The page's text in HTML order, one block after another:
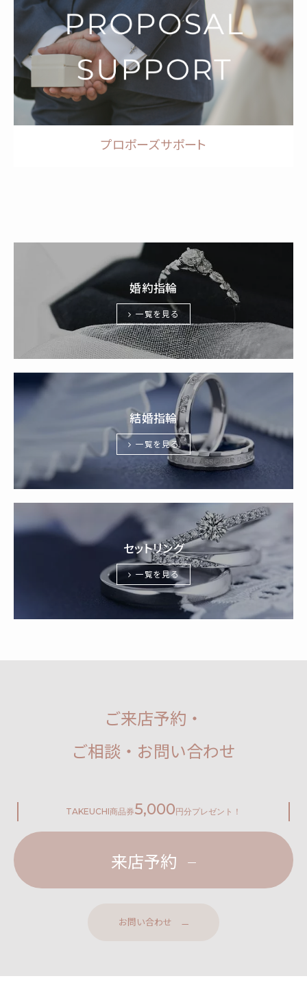
プロポーズサポート
婚約指輪
一覧を見る
結婚指輪
一覧を見る
セットリング
一覧を見る
ご来店予約・
ご相談・お問い合わせ
TAKEUCHI商品券5,000 円分プレゼント！
来店予約
お問い合わせ